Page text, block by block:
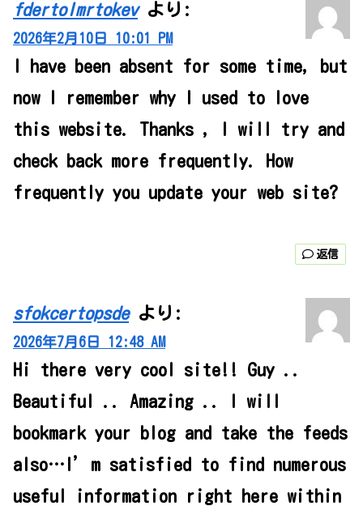
fdertolmrtokev より:
2026年2月10日 10:01 PM
I have been absent for some time, but
now I remember why I used to love
this website. Thanks , I will try and
check back more frequently. How
frequently you update your web site?
返信
sfokcertopsde より:
2026年7月6日 12:48 AM
Hi there very cool site!! Guy ..
Beautiful .. Amazing .. I will
bookmark your blog and take the feeds
also…I’m satisfied to find numerous
useful information right here within